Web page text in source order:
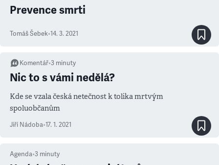
Prevence smrti
Tomáš Šebek•14. 3. 2021
Komentář•3 minuty
Nic to s vámi nedělá?
Kde se vzala česká netečnost k tolika mrtvým
spoluobčanům
Jiří Nádoba•17. 1. 2021
Agenda•3 minuty